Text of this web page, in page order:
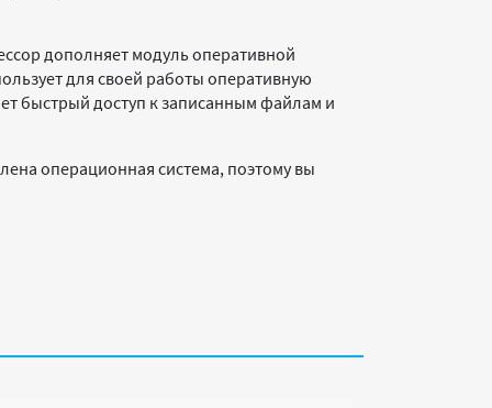
дополняет модуль оперативной
для своей работы оперативную
быстрый доступ к записанным файлам и
операционная система, поэтому вы